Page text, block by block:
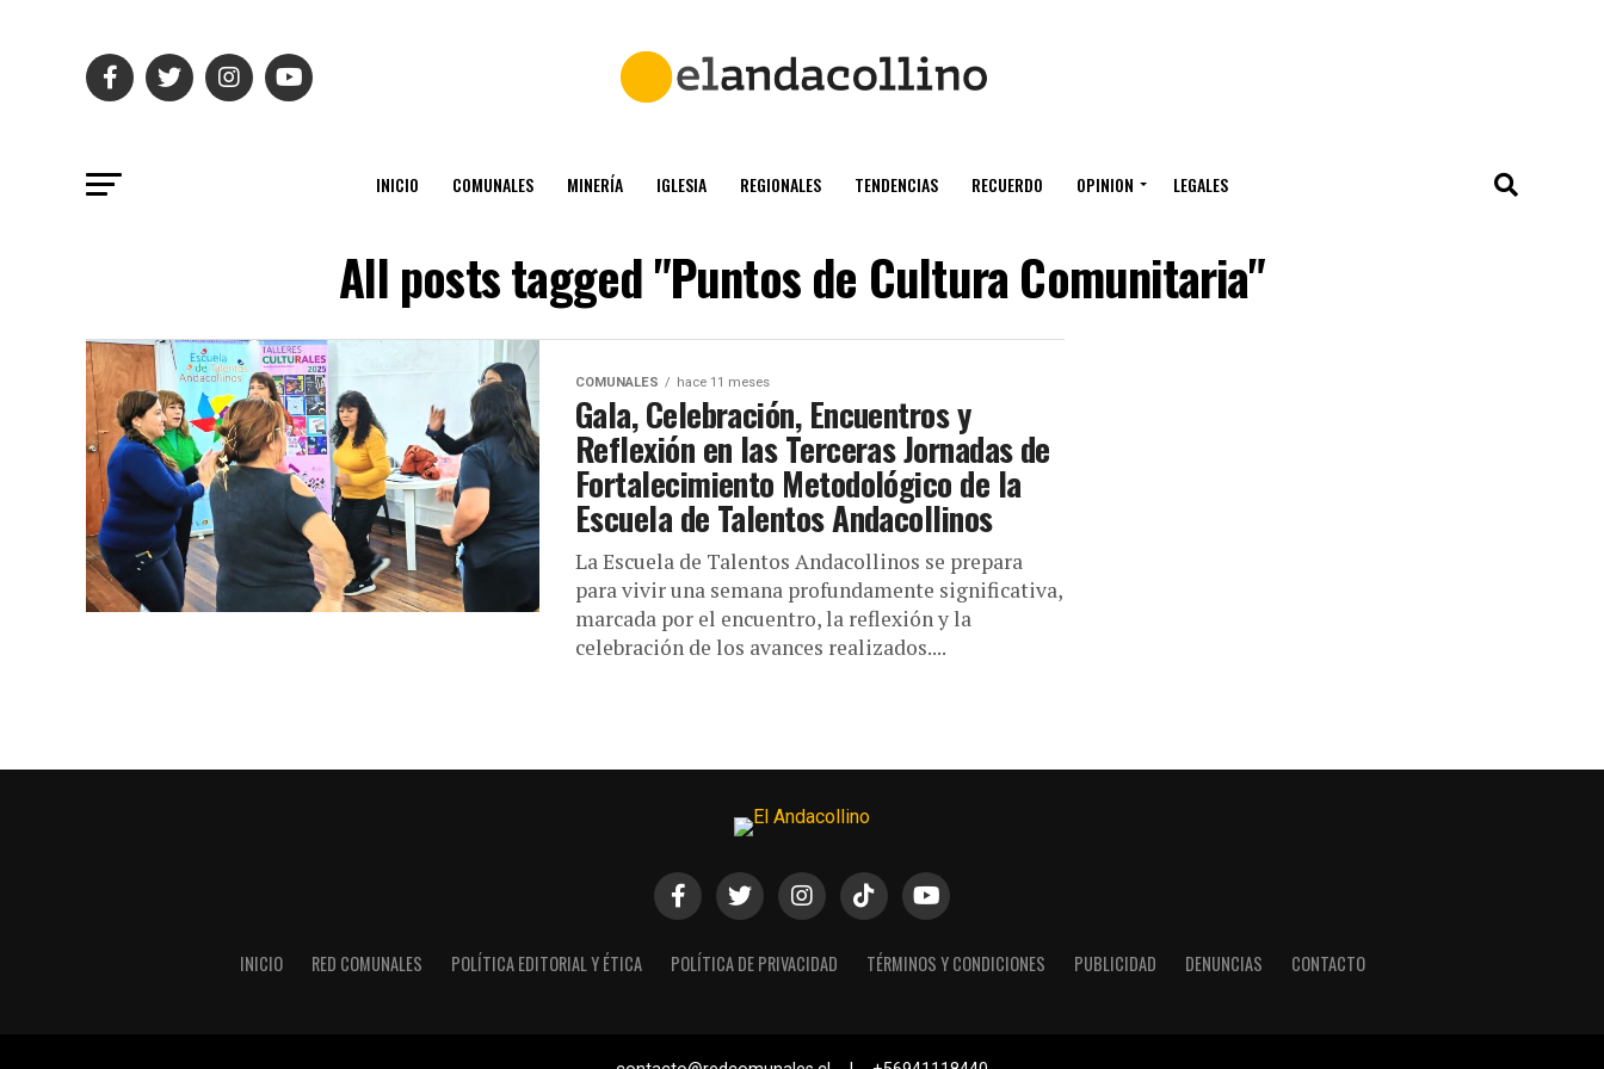
INICIO COMUNALES MINERÍA IGLESIA REGIONALES TENDENCIAS RECUERDO OPINION LEGALES
All posts tagged "Puntos de Cultura Comunitaria"
COMUNALES hace 11 meses
Gala, Celebración, Encuentros y
Reflexión en las Terceras Jornadas de
Fortalecimiento Metodológico de la
Escuela de Talentos Andacollinos
La Escuela de Talentos Andacollinos se prepara
para vivir una semana profundamente significativa,
marcada por el encuentro, la reflexión y la
celebración de los avances realizados....
INICIO RED COMUNALES POLÍTICA EDITORIAL Y ÉTICA POLÍTICA DE PRIVACIDAD TÉRMINOS Y CONDICIONES PUBLICIDAD DENUNCIAS CONTACTO